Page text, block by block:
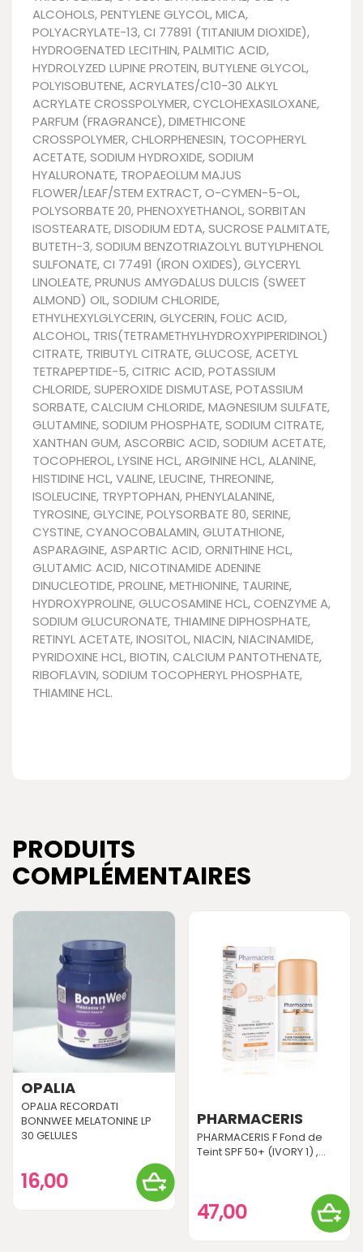
ALCOHOLS, PENTYLENE GLYCOL, MICA,
POLYACRYLATE-13, CI 77891 (TITANIUM DIOXIDE),
HYDROGENATED LECITHIN, PALMITIC ACID,
HYDROLYZED LUPINE PROTEIN, BUTYLENE GLYCOL,
POLYISOBUTENE, ACRYLATES/C10-30 ALKYL
ACRYLATE CROSSPOLYMER, CYCLOHEXASILOXANE,
PARFUM (FRAGRANCE), DIMETHICONE
CROSSPOLYMER, CHLORPHENESIN, TOCOPHERYL
ACETATE, SODIUM HYDROXIDE, SODIUM
HYALURONATE, TROPAEOLUM MAJUS
FLOWER/LEAF/STEM EXTRACT, O-CYMEN-5-OL,
POLYSORBATE 20, PHENOXYETHANOL, SORBITAN
ISOSTEARATE, DISODIUM EDTA, SUCROSE PALMITATE,
BUTETH-3, SODIUM BENZOTRIAZOLYL BUTYLPHENOL
SULFONATE, CI 77491 (IRON OXIDES), GLYCERYL
LINOLEATE, PRUNUS AMYGDALUS DULCIS (SWEET
ALMOND) OIL, SODIUM CHLORIDE,
ETHYLHEXYLGLYCERIN, GLYCERIN, FOLIC ACID,
ALCOHOL, TRIS(TETRAMETHYLHYDROXYPIPERIDINOL)
CITRATE, TRIBUTYL CITRATE, GLUCOSE, ACETYL
TETRAPEPTIDE-5, CITRIC ACID, POTASSIUM
CHLORIDE, SUPEROXIDE DISMUTASE, POTASSIUM
SORBATE, CALCIUM CHLORIDE, MAGNESIUM SULFATE,
GLUTAMINE, SODIUM PHOSPHATE, SODIUM CITRATE,
XANTHAN GUM, ASCORBIC ACID, SODIUM ACETATE,
TOCOPHEROL, LYSINE HCL, ARGININE HCL, ALANINE,
HISTIDINE HCL, VALINE, LEUCINE, THREONINE,
ISOLEUCINE, TRYPTOPHAN, PHENYLALANINE,
TYROSINE, GLYCINE, POLYSORBATE 80, SERINE,
CYSTINE, CYANOCOBALAMIN, GLUTATHIONE,
ASPARAGINE, ASPARTIC ACID, ORNITHINE HCL,
GLUTAMIC ACID, NICOTINAMIDE ADENINE
DINUCLEOTIDE, PROLINE, METHIONINE, TAURINE,
HYDROXYPROLINE, GLUCOSAMINE HCL, COENZYME A,
SODIUM GLUCURONATE, THIAMINE DIPHOSPHATE,
RETINYL ACETATE, INOSITOL, NIACIN, NIACINAMIDE,
PYRIDOXINE HCL, BIOTIN, CALCIUM PANTOTHENATE,
RIBOFLAVIN, SODIUM TOCOPHERYL PHOSPHATE,
THIAMINE HCL.
PRODUITS
COMPLÉMENTAIRES
OPALIA
OPALIA RECORDATI
BONNWEE MELATONINE LP
30 GELULES
16,00
PHARMACERIS
PHARMACERIS F Fond de
Teint SPF 50+ (IVORY 1) ,...
47,00